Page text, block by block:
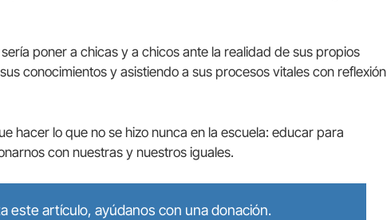
poner a chicas y a chicos ante la realidad de sus propios
conocimientos y asistiendo a sus procesos vitales con reflexión
hacer lo que no se hizo nunca en la escuela: educar para
con nuestras y nuestros iguales.
este artículo, ayúdanos con una donación.